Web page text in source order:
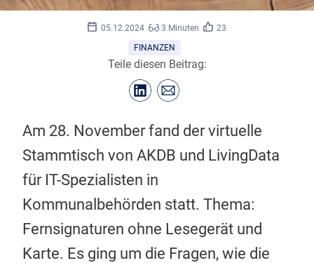
05.12.2024 3 Minuten
23
FINANZEN
Teile diesen Beitrag:
Am 28. November fand der virtuelle
Stammtisch von AKDB und LivingData
für IT-Spezialisten in
Kommunalbehörden statt. Thema:
Fernsignaturen ohne Lesegerät und
Karte. Es ging um die Fragen, wie die